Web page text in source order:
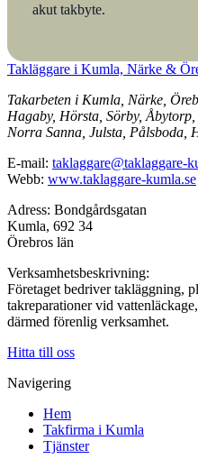
akut takbyte.
Takläggare i Kumla, Närke &
Takarbeten i Kumla, Närke,
Hagaby, Hörsta, Sörby,
Norra Sanna, Julsta, Pålsboda,
E-mail: taklaggare@taklaggare-
Webb: www.taklaggare-kumla.se
Adress: Bondgårdsgatan
Kumla, 692 34
Örebros län
Verksamhetsbeskrivning:
Företaget bedriver takläggning,
takreparationer vid
därmed förenlig verksamhet.
Hitta till oss
Navigering
Hem
Takfirma i Kumla
Tjänster